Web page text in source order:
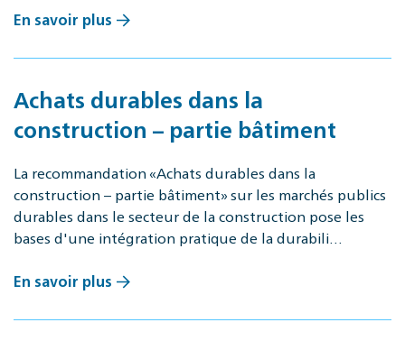
En savoir plus
Achats durables dans la
construction – partie bâtiment
La recommandation «Achats durables dans la
construction – partie bâtiment» sur les marchés publics
durables dans le secteur de la construction pose les
bases d'une intégration pratique de la durabili…
En savoir plus